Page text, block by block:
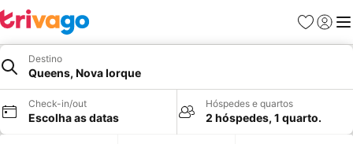
Favoritos
Iniciar
Destino
Queens, Nova Iorque
Check-in/out
Escolha as datas
Hóspedes e quartos
2 hóspedes, 1 quarto.